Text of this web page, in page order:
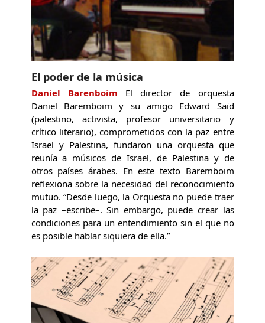
El poder de la música
Daniel Barenboim El director de orquesta
Daniel Baremboim y su amigo Edward Saïd
(palestino, activista, profesor universitario y
crítico literario), comprometidos con la paz entre
Israel y Palestina, fundaron una orquesta que
reunía a músicos de Israel, de Palestina y de
otros países árabes. En este texto Baremboim
reflexiona sobre la necesidad del reconocimiento
mutuo. “Desde luego, la Orquesta no puede traer
la paz –escribe–. Sin embargo, puede crear las
condiciones para un entendimiento sin el que no
es posible hablar siquiera de ella.”